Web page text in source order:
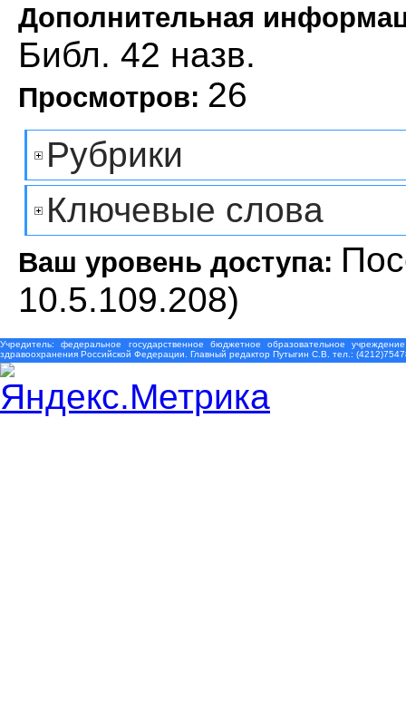
Дополнительная
Библ. 42 назв.
Просмотров: 26
Рубрики
Ключевые слова
Ваш уровень доступа:
10.5.109.208)
Учредитель: федеральное государственное бюджетное образовательное
здравоохранения Российской Федерации. Главный редактор Путыгин С.В. тел.: